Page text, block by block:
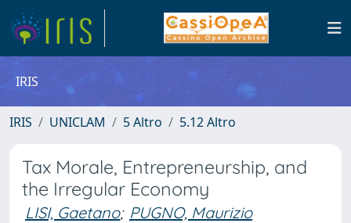
IRIS
IRIS UNICLAM 5 Altro 5.12 Altro
Tax Morale, Entrepreneurship, and
the Irregular Economy
LISI, Gaetano; PUGNO, Maurizio